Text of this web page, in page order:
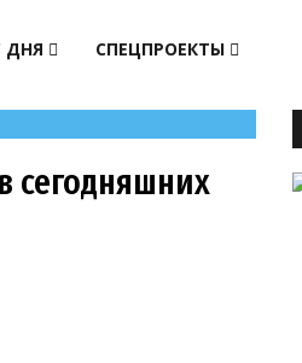
ДНЯ СПЕЦПРОЕКТЫ
сегодняшних